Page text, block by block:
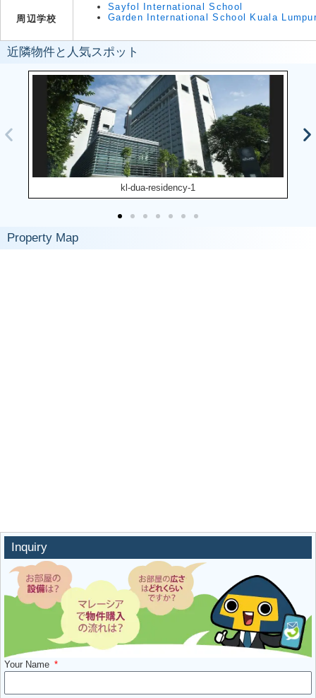
周辺学校
Sayfol International School
Garden International School Kuala
近隣物件と人気スポット
kl-dua-residency-1
Property Map
Inquiry
Your Name